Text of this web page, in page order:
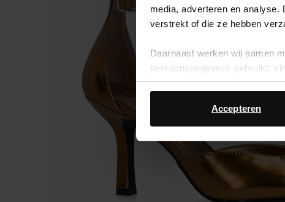
media, adverteren en analyse.
verstrekt of die ze hebben
Daarnaast werken wij samen
persoonsgegevens gebruikt,
Accepteren